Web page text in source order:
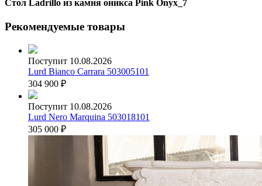
Стол Ladrillo из камня оникса Pink Onyx_7
Рекомендуемые товары
Поступит 10.08.2026
Lurd Bianco Carrara 503005101
304 900 ₽
Поступит 10.08.2026
Lurd Nero Marquina 503018101
305 000 ₽